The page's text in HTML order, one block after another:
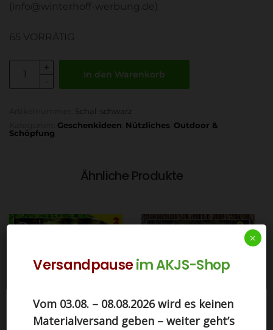
(info@winterhoff-werbung.de)
65 VORRÄTIG
In den Warenkorb
Schal-schwarz
Geschenkideen Nützliches Outdoor &
Schöpfung
Ähnliche Produkte
Diese Seite nutzt Cookies. Indem Sie auf
"Einverstanden" klicken, stimmen Sie der Nutzung
Versandpauseim AKJS-Shop
Vom 03.08. – 08.08.2026 wird es keinen
Materialversand geben – weiter geht’s
×